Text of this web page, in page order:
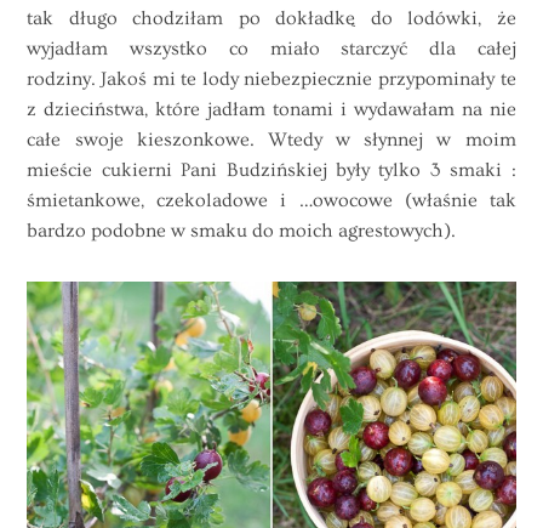
tak długo chodziłam po dokładkę do lodówki, że
wyjadłam wszystko co miało starczyć dla całej
rodziny. Jakoś mi te lody niebezpiecznie przypominały te
z dzieciństwa, które jadłam tonami i wydawałam na nie
całe swoje kieszonkowe. Wtedy w słynnej w moim
mieście cukierni Pani Budzińskiej były tylko 3 smaki :
śmietankowe, czekoladowe i …owocowe (właśnie tak
bardzo podobne w smaku do moich agrestowych).